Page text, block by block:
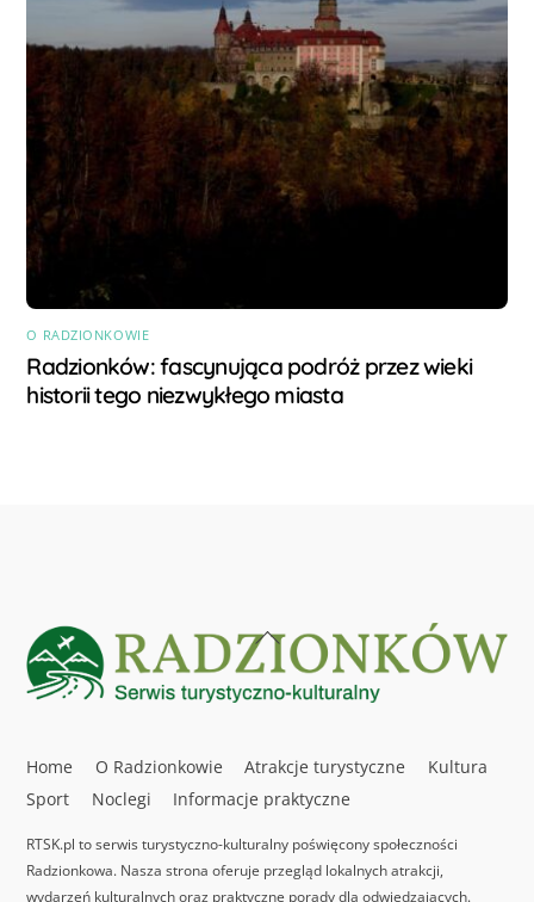
O RADZIONKOWIE
Radzionków: fascynująca podróż przez wieki
historii tego niezwykłego miasta
Back
To
Top
Home O Radzionkowie Atrakcje turystyczne
Kultura
Sport
Noclegi Informacje praktyczne
RTSK.pl to serwis turystyczno-kulturalny poświęcony społeczności
Radzionkowa. Nasza strona oferuje przegląd lokalnych atrakcji,
wydarzeń kulturalnych oraz praktyczne porady dla odwiedzających.